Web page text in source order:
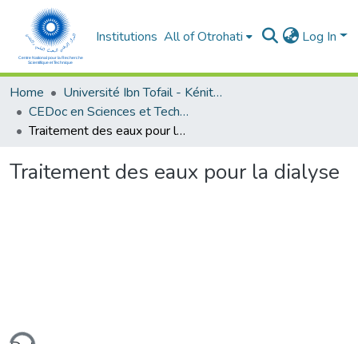
Institutions All of Otrohati Log In
Home
Université Ibn Tofail - Kénitra
CEDoc en Sciences et Techniques et Sciences Médicales (CED - STSM)
Traitement des eaux pour la dialyse
Traitement des eaux pour la dialyse